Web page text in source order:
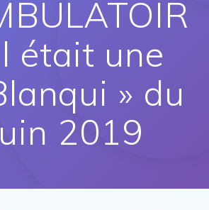
était une
» du
2019